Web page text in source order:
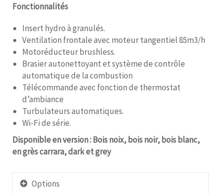
Fonctionnalités
Insert hydro à granulés.
Ventilation frontale avec moteur tangentiel 85m3/h
Motoréducteur brushless.
Brasier autonettoyant et système de contrôle
automatique de la combustion
Télécommande avec fonction de thermostat
d’ambiance
Turbulateurs automatiques.
Wi-Fi de série.
Disponible en version : Bois noix, bois noir, bois blanc,
en grès carrara, dark et grey
Options